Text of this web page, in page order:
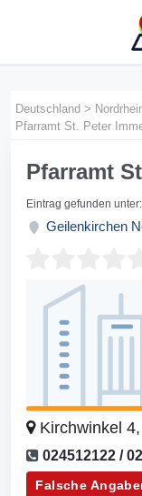
Deutschland >
Pfarramt St. Peter
Pfarramt
Eintrag gefunden unter:
Geilenkirchen
Kirchwinkel 4,
024512122 /
Falsche